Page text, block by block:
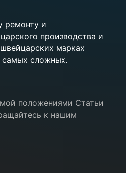
ремонту и
производства и
марках
самых сложных.
положениями Статьи
к нашим